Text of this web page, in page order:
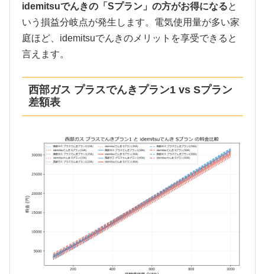
idemitsuでんきの「Sプラン」の方がお得になると
いう損益分岐点が発生します。電気使用量が多い家
庭ほど、idemitsuでんきのメリットを享受できると
言えます。
西部ガス プラスでんきプラン1 vs Sプラン
差額表